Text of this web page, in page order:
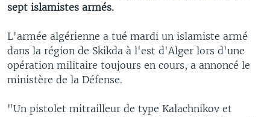
sept islamistes armés.
L'armée algérienne a tué mardi un islamiste armé
dans la région de Skikda à l'est d'Alger lors d'une
opération militaire toujours en cours, a annoncé le
ministère de la Défense.
"Un pistolet mitrailleur de type Kalachnikov et